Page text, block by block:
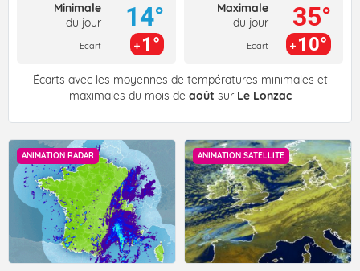
Minimale
du jour
Ecart
14°
1°
Maximale
du jour
Ecart
35°
10°
Écarts avec les moyennes de températures minimales et
maximales du mois de août sur Le Lonzac
ANIMATION RADAR ANIMATION SATELLITE